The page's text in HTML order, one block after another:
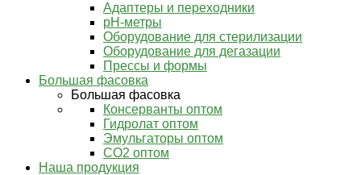
Адаптеры и переходники
pH-метры
Оборудование для стерилизации
Оборудование для дегазации
Прессы и формы
Большая фасовка
Большая фасовка
Консерванты оптом
Гидролат оптом
Эмульгаторы оптом
СО2 оптом
Наша продукция